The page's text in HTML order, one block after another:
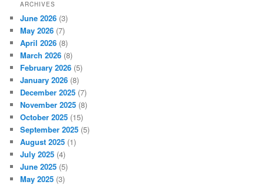
ARCHIVES
June 2026 (3)
May 2026 (7)
April 2026 (8)
March 2026 (8)
February 2026 (5)
January 2026 (8)
December 2025 (7)
November 2025 (8)
October 2025 (15)
September 2025 (5)
August 2025 (1)
July 2025 (4)
June 2025 (5)
May 2025 (3)